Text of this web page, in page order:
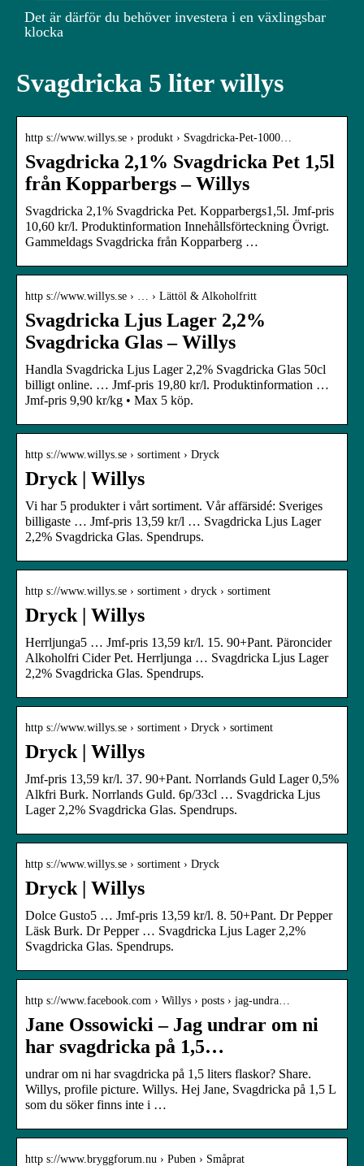
Det är därför du behöver investera i en växlingsbar
klocka
Svagdricka 5 liter willys
http s://www.willys.se › produkt › Svagdricka-Pet-1000…
Svagdricka 2,1% Svagdricka Pet 1,5l
från Kopparbergs – Willys
Svagdricka 2,1% Svagdricka Pet. Kopparbergs1,5l. Jmf-pris
10,60 kr/l. Produktinformation Innehållsförteckning Övrigt.
Gammeldags Svagdricka från Kopparberg …
http s://www.willys.se › … › Lättöl & Alkoholfritt
Svagdricka Ljus Lager 2,2%
Svagdricka Glas – Willys
Handla Svagdricka Ljus Lager 2,2% Svagdricka Glas 50cl
billigt online. … Jmf-pris 19,80 kr/l. Produktinformation …
Jmf-pris 9,90 kr/kg • Max 5 köp.
http s://www.willys.se › sortiment › Dryck
Dryck | Willys
Vi har 5 produkter i vårt sortiment. Vår affärsidé: Sveriges
billigaste … Jmf-pris 13,59 kr/l … Svagdricka Ljus Lager
2,2% Svagdricka Glas. Spendrups.
http s://www.willys.se › sortiment › dryck › sortiment
Dryck | Willys
Herrljunga5 … Jmf-pris 13,59 kr/l. 15. 90+Pant. Päroncider
Alkoholfri Cider Pet. Herrljunga … Svagdricka Ljus Lager
2,2% Svagdricka Glas. Spendrups.
http s://www.willys.se › sortiment › Dryck › sortiment
Dryck | Willys
Jmf-pris 13,59 kr/l. 37. 90+Pant. Norrlands Guld Lager 0,5%
Alkfri Burk. Norrlands Guld. 6p/33cl … Svagdricka Ljus
Lager 2,2% Svagdricka Glas. Spendrups.
http s://www.willys.se › sortiment › Dryck
Dryck | Willys
Dolce Gusto5 … Jmf-pris 13,59 kr/l. 8. 50+Pant. Dr Pepper
Läsk Burk. Dr Pepper … Svagdricka Ljus Lager 2,2%
Svagdricka Glas. Spendrups.
http s://www.facebook.com › Willys › posts › jag-undra…
Jane Ossowicki – Jag undrar om ni
har svagdricka på 1,5…
undrar om ni har svagdricka på 1,5 liters flaskor? Share.
Willys, profile picture. Willys. Hej Jane, Svagdricka på 1,5 L
som du söker finns inte i …
http s://www.bryggforum.nu › Puben › Småprat